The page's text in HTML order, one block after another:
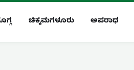
ಚಿಕ್ಕಮಗಳೂರು ಅಪರಾಧ